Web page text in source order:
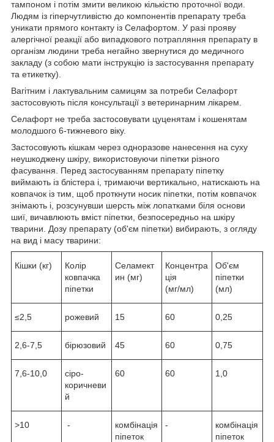
тампоном і потім змити великою кількістю проточної води.
Людям із гіперчутливістю до компонентів препарату треба
уникати прямого контакту із Селафортом. У разі прояву
алергічної реакції або випадкового потрапляння препарату в
організм людини треба негайно звернутися до медичного
закладу (з собою мати інструкцію із застосування препарату
та етикетку).
Вагітним і лактувальним самицям за потреби Селафорт
застосовують після консультації з ветеринарним лікарем.
Селафорт не треба застосовувати цуценятам і кошенятам
молодшого 6-тижневого віку.
Застосовують кішкам через одноразове нанесення на суху
неушкоджену шкіру, використовуючи піпетки різного
фасування. Перед застосуванням препарату піпетку
виймають із блістера і, тримаючи вертикально, натискають на
ковпачок із тим, щоб проткнути носик піпетки, потім ковпачок
знімають і, розсунувши шерсть між лопатками біля основи
шиї, вичавлюють вміст піпетки, безпосередньо на шкіру
тварини. Дозу препарату (об'єм піпетки) вибирають, з огляду
на вид і масу тварини:
Кішки (кг)
Колір
ковпачка
піпетки
Селамект
ин (мг)
Концентра
ція
(мг/мл)
Об'єм
піпетки
(мл)
≤2,5 рожевий 15 60 0,25
2,6-7,5 бірюзовий 45 60 0,75
7,6-10,0
сіро-
коричневи
й
60 60 1,0
>10 -
комбінація
піпеток
-
комбінація
піпеток